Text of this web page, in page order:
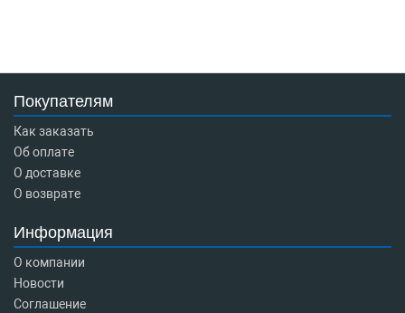
Покупателям
Как заказать
Об оплате
О доставке
О возврате
Информация
О компании
Новости
Соглашение